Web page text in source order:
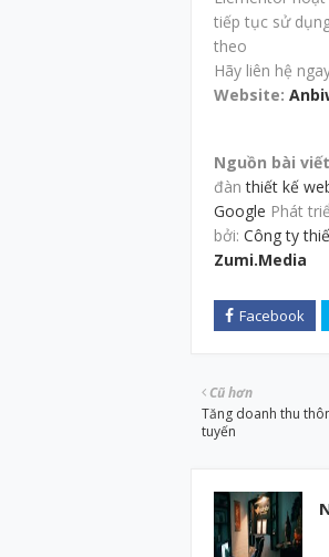
tiếp tục sử
theo
Hãy liên hệ
Website:
Nguồn bài
đànthiết kế
Google Phát
bởi: Công ty
Zumi.Media
Cũ hơn
Tăng doanh thu
tuyến